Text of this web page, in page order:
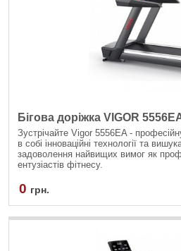
Бігова доріжка VIGOR
Зустрічайте Vigor 5556EA -
в собі інноваційні технології та
задоволення найвищих вимог як
ентузіастів фітнесу.
0 грн.